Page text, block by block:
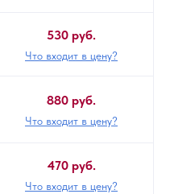
530 руб.
Что входит в цену?
880 руб.
Что входит в цену?
470 руб.
Что входит в цену?